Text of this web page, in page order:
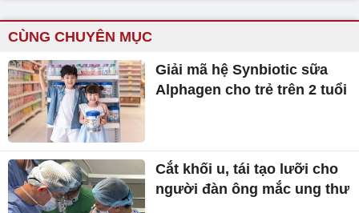
CÙNG CHUYÊN MỤC
Giải mã hệ Synbiotic sữa
Alphagen cho trẻ trên 2 tuổi
Cắt khối u, tái tạo lưỡi cho
người đàn ông mắc ung thư